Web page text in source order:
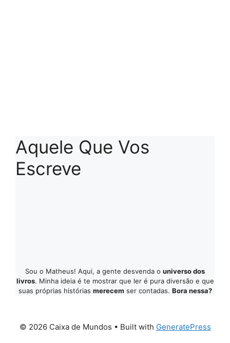
Aquele Que Vos
Escreve
Sou o Matheus! Aqui, a gente desvenda o universo dos
livros. Minha ideia é te mostrar que ler é pura diversão e que
suas próprias histórias merecem ser contadas. Bora nessa?
© 2026 Caixa de Mundos • Built with GeneratePress